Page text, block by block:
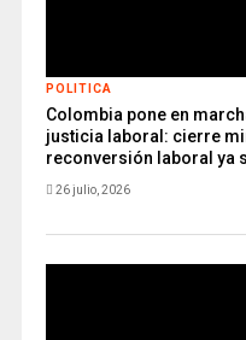
POLITICA
Colombia pone en
justicia laboral: cierre
reconversión laboral ya
26 julio, 2026